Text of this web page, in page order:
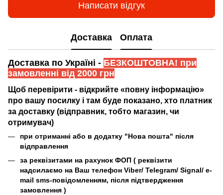
Написати відгук
Доставка Оплата
Доставка по Україні - БЕЗКОШТОВНА! при
замовленні від 2000 грн
Щоб перевірити - відкрийте «повну інформацію»
про вашу посилку і там буде показано, хто платник
за доставку (відправник, тобто магазин, чи
отримувач)
при отриманні або в додатку "Нова пошта" після
відправлення
за реквізитами на рахунок ФОП ( реквізити
надсилаємо на Ваш телефон Viber/ Telegram/ Signal/ e-
mail sms-повідомленням, після підтвердження
замовлення )